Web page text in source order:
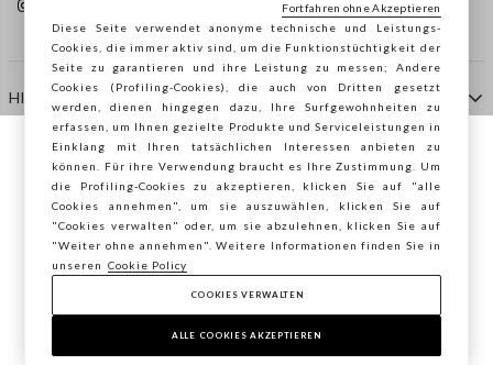
HILFE
AGENTUR
KONTAKTE
Copyright © Ovs S.p.A. MwSt.-Nr. 04240010274 - Kap.
Kap. 290.923.470 -2.4.0
Sie surfen auf der Seite von STEFANEL
Deutschland, möchten Sie Ihren Standort
speichern?
BESTÄTIGEN
Diese Seite verwendet anonyme technische und Leistungs-
Cookies, die immer aktiv sind, um die Funktionstüchtigkeit der
Seite zu garantieren und ihre Leistung zu messen; Andere
Cookies (Profiling-Cookies), die auch von Dritten gesetzt
werden, dienen hingegen dazu, Ihre Surfgewohnheiten zu
erfassen, um Ihnen gezielte Produkte und Serviceleistungen in
Einklang mit Ihren tatsächlichen Interessen anbieten zu
können. Für ihre Verwendung braucht es Ihre Zustimmung. Um
die Profiling-Cookies zu akzeptieren, klicken Sie auf "alle
Cookies annehmen", um sie auszuwählen, klicken Sie auf
"Cookies verwalten" oder, um sie abzulehnen, klicken Sie auf
"Weiter ohne annehmen". Weitere Informationen finden Sie in
unseren
Cookie Policy
COOKIES VERWALTEN
ALLE COOKIES AKZEPTIEREN
Fortfahren ohne Akzeptieren